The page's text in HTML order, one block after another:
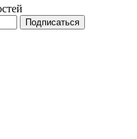
Подписаться